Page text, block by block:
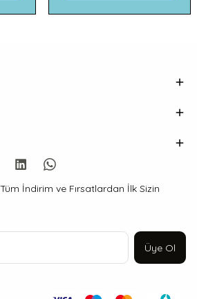
İndirim ve Fırsatlardan İlk Sizin
Üye Ol